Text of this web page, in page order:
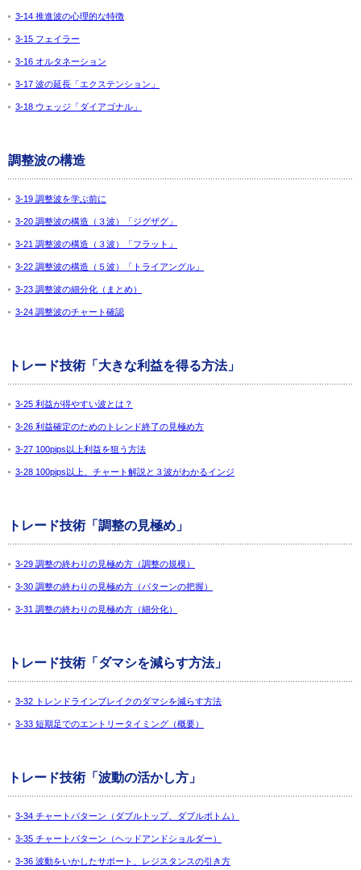
3-14 推進波の心理的な特徴
3-15 フェイラー
3-16 オルタネーション
3-17 波の延長「エクステンション」
3-18 ウェッジ「ダイアゴナル」
調整波の構造
3-19 調整波を学ぶ前に
3-20 調整波の構造（３波）「ジグザグ」
3-21 調整波の構造（３波）「フラット」
3-22 調整波の構造（５波）「トライアングル」
3-23 調整波の細分化（まとめ）
3-24 調整波のチャート確認
トレード技術「大きな利益を得る方法」
3-25 利益が得やすい波とは？
3-26 利益確定のためのトレンド終了の見極め方
3-27 100pips以上利益を狙う方法
3-28 100pips以上、チャート解説と３波がわかるインジ
トレード技術「調整の見極め」
3-29 調整の終わりの見極め方（調整の規模）
3-30 調整の終わりの見極め方（パターンの把握）
3-31 調整の終わりの見極め方（細分化）
トレード技術「ダマシを減らす方法」
3-32 トレンドラインブレイクのダマシを減らす方法
3-33 短期足でのエントリータイミング（概要）
トレード技術「波動の活かし方」
3-34 チャートパターン（ダブルトップ、ダブルボトム）
3-35 チャートパターン（ヘッドアンドショルダー）
3-36 波動をいかしたサポート、レジスタンスの引き方